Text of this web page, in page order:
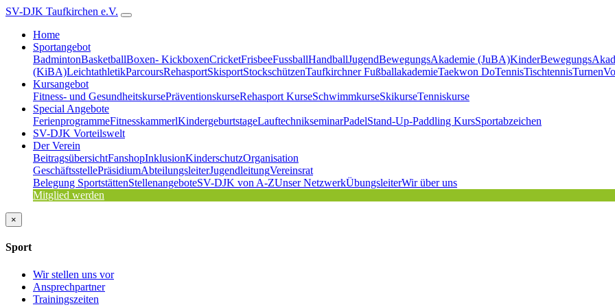
SV-DJK Taufkirchen e.V.
Home
Sportangebot
BadmintonBasketballBoxen- KickboxenCricketFrisbeeFussballHandballJugendBewegungsAkademie (JuBA)
(KiBA)LeichtathletikParcoursRehasportSkisportStockschützenTaufkirchner FußballakademieTaekwon DoTennisTischtennisTurnen
Kursangebot
Fitness- und GesundheitskursePräventionskurseRehasport KurseSchwimmkurseSkikurseTenniskurse
Special Angebote
FerienprogrammeFitnesskammerlKindergeburtstageLauftechnikseminarPadelStand-Up-Paddling KursSportabzeichen
SV-DJK Vorteilswelt
Der Verein
BeitragsübersichtFanshopInklusionKinderschutzOrganisation
GeschäftsstellePräsidiumAbteilungsleiterJugendleitungVereinsrat
Belegung SportstättenStellenangeboteSV-DJK von A-ZUnser NetzwerkÜbungsleiterWir über uns
Mitglied werden
×
Sport
Wir stellen uns vor
Ansprechpartner
Trainingszeiten